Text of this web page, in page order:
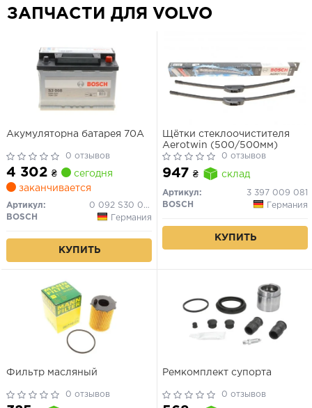
ЗАПЧАСТИ ДЛЯ VOLVO
Акумуляторна батарея 70А
0 отзывов
4 302 ₴
сегодня
заканчивается
Артикул:
0 092 S30 080
BOSCH
Германия
КУПИТЬ
Щётки стеклоочистителя
Aerotwin (500/500мм)
0 отзывов
947 ₴ склад
Артикул:
3 397 009 081
BOSCH
Германия
КУПИТЬ
Фильтр масляный
0 отзывов
Ремкомплект супорта
0 отзывов